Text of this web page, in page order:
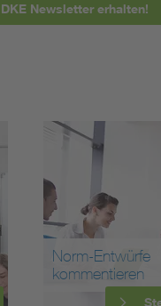
Newsletter erhalten!
Norm-Entwürfe
kommentieren